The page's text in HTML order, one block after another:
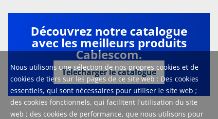
Nous utilisons une sélection de nos propres cookies et de
cookies de tiers sur les pages de ce site web : Des cookies
essentiels, qui sont nécessaires pour utiliser le site web ;
des cookies fonctionnels, qui facilitent l'utilisation du site
web ; des cookies de performance, que nous utilisons pour
Découvrez notre catalogue
avec les meilleurs produits
Cablescom.
Télécharger le catalogue